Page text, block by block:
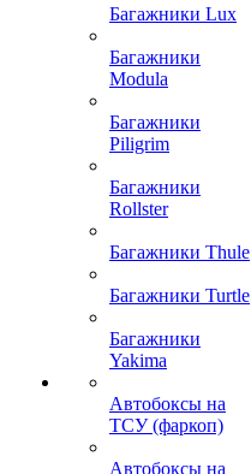
Багажники Lux
Багажники
Modula
Багажники
Piligrim
Багажники
Rollster
Багажники Thule
Багажники Turtle
Багажники
Yakima
Автобоксы на
ТСУ (фаркоп)
Автобоксы на